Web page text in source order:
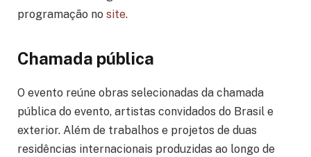
programação no site.
Chamada pública
O evento reúne obras selecionadas da chamada
pública do evento, artistas convidados do Brasil e
exterior. Além de trabalhos e projetos de duas
residências internacionais produzidas ao longo de